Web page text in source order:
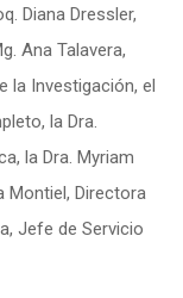
Diana Dressler,
Ana Talavera,
la Investigación, el
la Dra.
la Dra. Myriam
Montiel, Directora
Jefe de Servicio